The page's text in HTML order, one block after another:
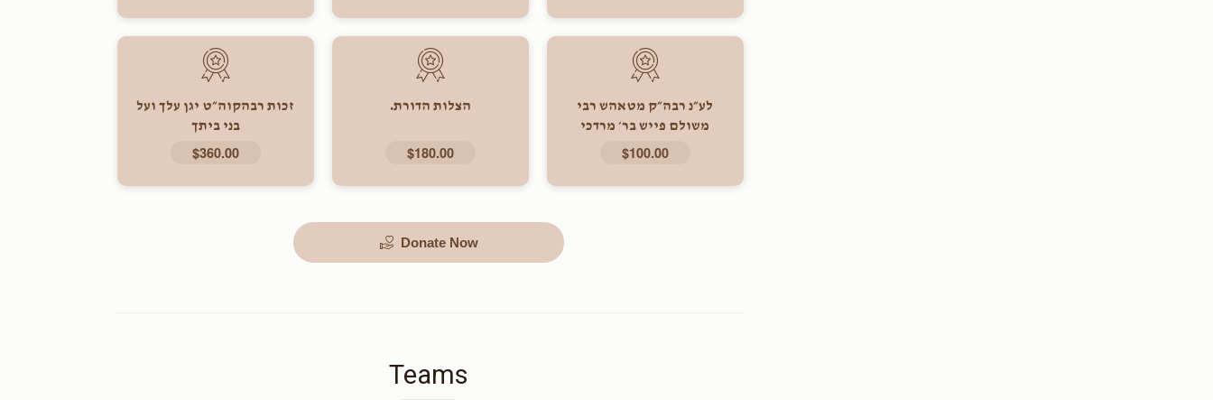
לע״נ רבה״ק מטאהש רבי
משולם פייש בר׳ מרדכי
זצוקלהה
$100.00
הצלות הדורת.
$180.00
זכות רבהקוה״ט יגן עלך ועל
בני ביתך
$360.00
Donate Now
Teams